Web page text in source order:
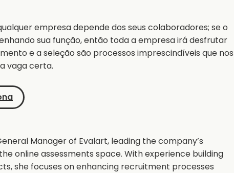
empresa depende dos seus colaboradores; se o
sua função, então toda a empresa irá desfrutar
e a seleção são processos imprescindíveis que nos
vaga certa.
Manager of Evalart, leading the company’s
online assessments space. With experience building
she focuses on enhancing recruitment processes